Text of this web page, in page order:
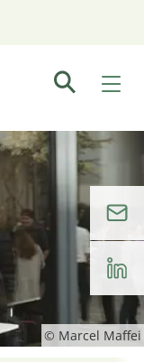
© Marcel Maffei